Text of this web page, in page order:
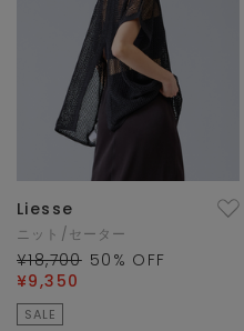
Liesse
ニット/セーター
¥18,700 50 % OFF
¥9,350
SALE